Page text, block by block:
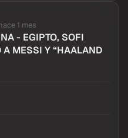
1 mes
- EGIPTO, SOFI
A MESSI Y “HAALAND